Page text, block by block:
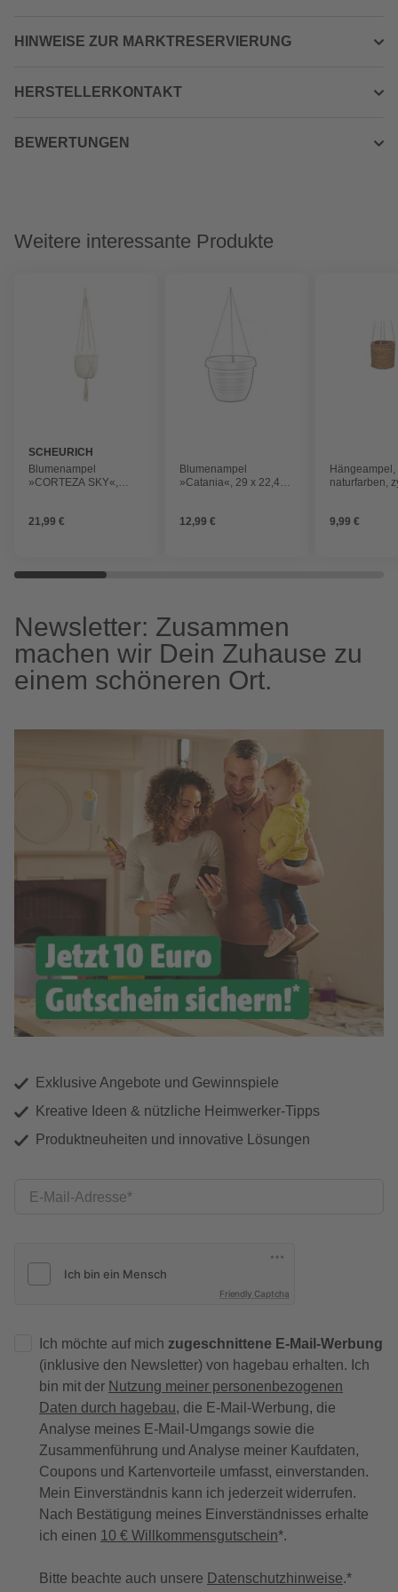
HINWEISE ZUR MARKTRESERVIERUNG
HERSTELLERKONTAKT
BEWERTUNGEN
Weitere interessante Produkte
SCHEURICH
Blumenampel
»CORTEZA SKY«,
21,99 €
Blumenampel
»Catania«, 29 x 22,4
12,99 €
naturfarben,
9,99 €
Newsletter: Zusammen
machen wir Dein Zuhause zu
einem schöneren Ort.
Exklusive Angebote und Gewinnspiele
Kreative Ideen & nützliche Heimwerker-Tipps
Produktneuheiten und innovative Lösungen
E-Mail-Adresse
Friendly Captcha
Ich möchte auf mich zugeschnittene E-Mail-Werbung
(inklusive den Newsletter) von hagebau erhalten. Ich
bin mit der Nutzung meiner personenbezogenen
Daten durch hagebau, die E-Mail-Werbung, die
Analyse meines E-Mail-Umgangs sowie die
Zusammenführung und Analyse meiner Kaufdaten,
Coupons und Kartenvorteile umfasst, einverstanden.
Mein Einverständnis kann ich jederzeit widerrufen.
Nach Bestätigung meines Einverständnisses erhalte
ich einen 10 € Willkommensgutschein*.
Bitte beachte auch unsere Datenschutzhinweise.